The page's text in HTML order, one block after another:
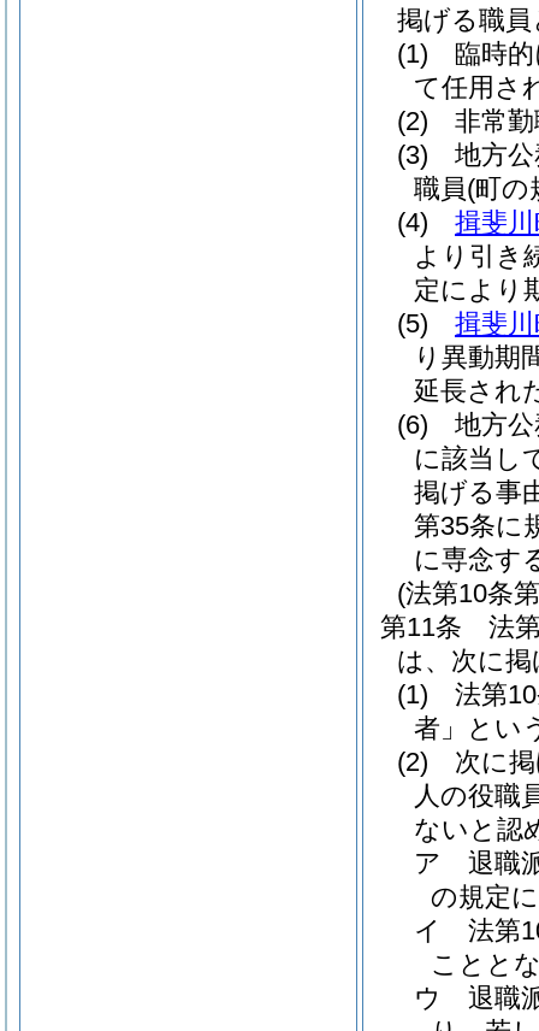
掲げる職
(1)
臨時
て任用さ
(2)
非常
(3)
地方
職員(町の
(4)
揖斐
より引き
定により
(5)
揖斐
り異動期
延長され
(6)
地方
に該当し
掲げる事
第35条に
に専念す
(法第10条
第11条
法
は、次に
(1)
法第
者」とい
(2)
次に
人の役職
ないと認
ア
退職
の規定
イ
法第
ことと
ウ
退職